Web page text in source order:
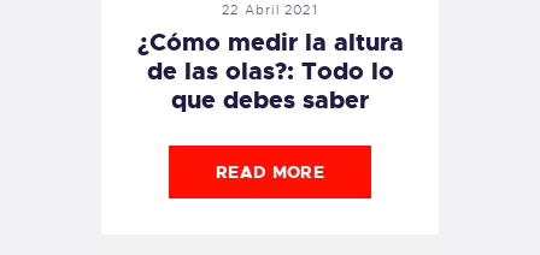
22 Abril 2021
¿Cómo medir la altura
de las olas?: Todo lo
que debes saber
READ MORE